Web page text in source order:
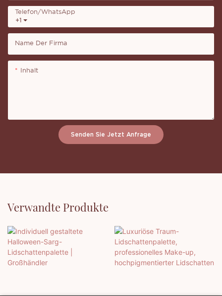
+1
Telefon/WhatsApp
Name Der Firma
Inhalt
Senden Sie Jetzt Anfrage
Verwandte Produkte